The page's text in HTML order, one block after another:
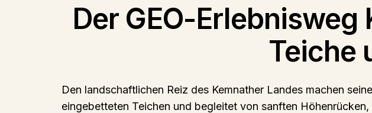
Der GEO-Erlebnisweg
Teiche
Den landschaftlichen Reiz des Kemnather Landes machen
eingebetteten Teichen und begleitet von sanften